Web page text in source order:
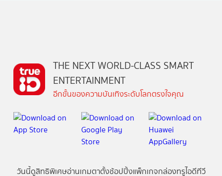
THE NEXT WORLD-CLASS SMART
ENTERTAINMENT
อีกขั้นของความบันเทิงระดับโลกตรงใจคุณ
วันนี้ดูสิทธิพิเศษอ่านเกมตาตั้งช้อปปิ้งแพ็กเกจกล่องทรูไอดีทีวี